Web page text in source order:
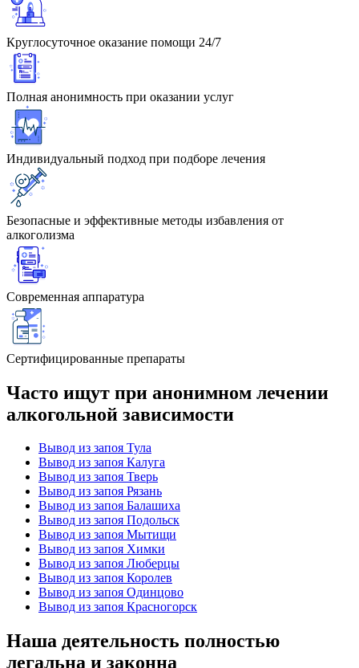
Круглосуточное оказание помощи 24/7
Полная анонимность при оказании услуг
Индивидуальный подход при подборе лечения
Безопасные и эффективные методы избавления от
алкоголизма
Современная аппаратура
Сертифицированные препараты
Часто ищут при анонимном лечении
алкогольной зависимости
Вывод из запоя Тула
Вывод из запоя Калуга
Вывод из запоя Тверь
Вывод из запоя Рязань
Вывод из запоя Балашиха
Вывод из запоя Подольск
Вывод из запоя Мытищи
Вывод из запоя Химки
Вывод из запоя Люберцы
Вывод из запоя Королев
Вывод из запоя Одинцово
Вывод из запоя Красногорск
Наша деятельность полностью
легальна и законна